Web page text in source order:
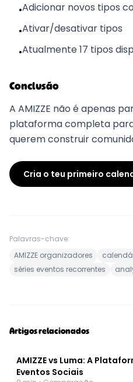
•Adicionar novos tipos
•Ativar/desativar tipos
•Atualmente 17 tipos
Conclusão
A AMIZZE não é apenas
plataforma completa
querem construir
Cria o teu primeiro
Palavras-chave:
AMIZZE organizadores
séries eventos recorrentes
Artigos relacionados
AMIZZE vs Luma: A
Eventos Sociais